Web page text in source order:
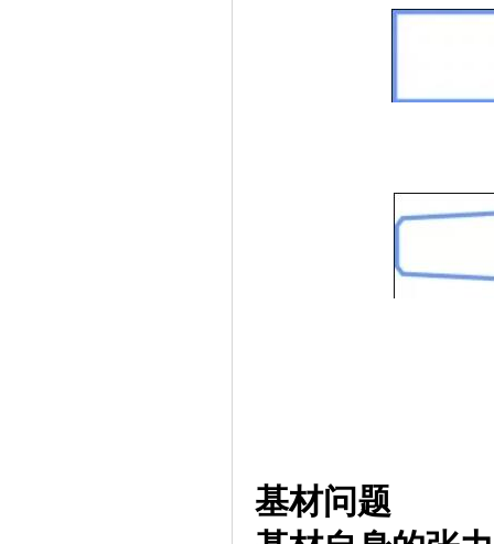
基材问题